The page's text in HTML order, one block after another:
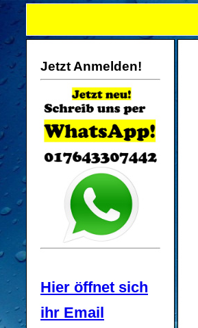
Jetzt Anmelden!
Hier öffnet sich
ihr Email